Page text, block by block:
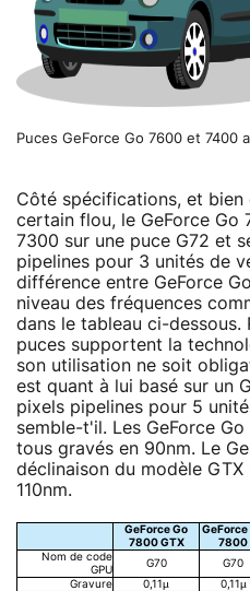
Puces GeForce Go 7600 et 7400
Côté spécifications, et bien
certain flou, le GeForce Go
7300 sur une puce G72 et
pipelines pour 3 unités de
différence entre GeForce
niveau des fréquences
dans le tableau ci-dessous.
puces supportent la
son utilisation ne soit
est quant à lui basé sur un
pixels pipelines pour 5
semble-t'il. Les GeForce
tous gravés en 90nm. Le
déclinaison du modèle
110nm.
GeForce Go
7800 GTX
GeForce
7800
Nom de code
GPU
G70 G70
Gravure
0,11µ 0,11µ